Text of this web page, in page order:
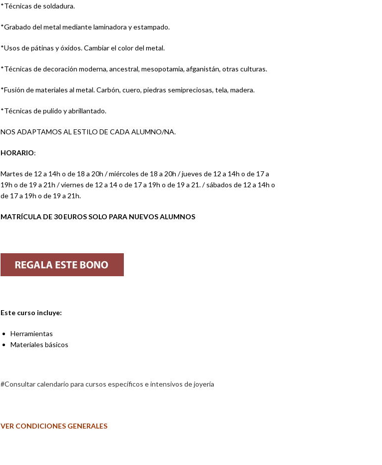
*Técnicas de soldadura.
*Grabado del metal mediante laminadora y estampado.
*Usos de pátinas y óxidos. Cambiar el color del metal.
*Técnicas de decoración moderna, ancestral, mesopotamia, afganistán, otras culturas.
*Fusión de materiales al metal. Carbón, cuero, piedras semipreciosas, tela, madera.
*Técnicas de pulido y abrillantado.
NOS ADAPTAMOS AL ESTILO DE CADA ALUMNO/NA.
HORARIO:
Martes de 12 a 14h o de 18 a 20h / miércoles de 18 a 20h / jueves de 12 a 14h o de 17 a
19h o de 19 a 21h / viernes de 12 a 14 o de 17 a 19h o de 19 a 21. / sábados de 12 a 14h o
de 17 a 19h o de 19 a 21h.
MATRÍCULA DE 30 EUROS SOLO PARA NUEVOS ALUMNOS
Este curso incluye:
Herramientas
Materiales básicos
#Consultar calendario para cursos específicos e intensivos de joyería
VER CONDICIONES GENERALES